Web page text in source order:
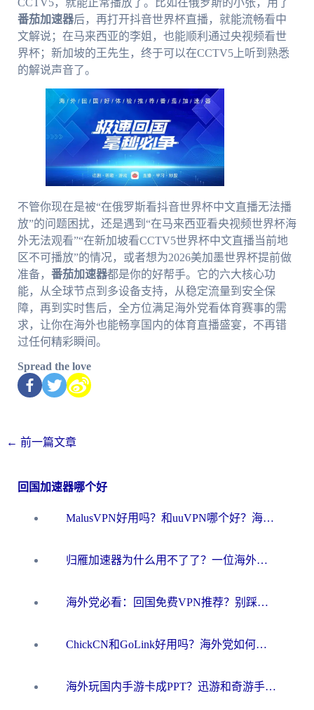
CCTV5，就能正常播放了。比如在俄罗斯的小张，用了
番茄加速器后，再打开抖音世界杯直播，就能流畅看中
文解说；在马来西亚的李姐，也能顺利通过央视频看世
界杯；新加坡的王先生，终于可以在CCTV5上听到熟悉
的解说声音了。
不管你现在是被“在俄罗斯看抖音世界杯中文直播无法播
放”的问题困扰，还是遇到“在马来西亚看央视频世界杯海
外无法观看”“在新加坡看CCTV5世界杯中文直播当前地
区不可播放”的情况，或者想为2026美加墨世界杯提前做
准备， 番茄加速器都是你的好帮手。它的六大核心功
能，从全球节点到多设备支持，从稳定流量到安全保
障，再到实时售后，全方位满足海外党看体育赛事的需
求，让你在海外也能畅享国内的体育直播盛宴，不再错
过任何精彩瞬间。
Spread the love
← 前一篇文章
回国加速器哪个好
MalusVPN好用吗？和uuVPN哪个好？海外党无缝访问国内资源的真实对比与选择指南
归雁加速器为什么用不了了？一位海外游子的真实困惑与技术解答
海外党必看：回国免费VPN推荐？别踩坑！教你选对加速器无缝刷国内资源
ChickCN和GoLink好用吗？海外党如何选对回国加速器
海外玩国内手游卡成PPT？迅游和奇游手游哪个好？一篇讲透回国加速器怎么选